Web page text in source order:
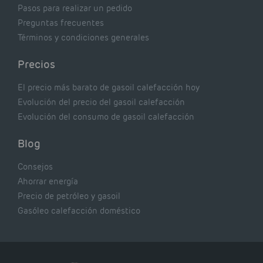
Pasos para realizar un pedido
Preguntas frecuentes
Términos y condiciones generales
Precios
El precio más barato de gasoil calefacción hoy
Evolución del precio del gasoil calefacción
Evolución del consumo de gasoil calefacción
Blog
Consejos
Ahorrar energía
Precio de petróleo y gasoil
Gasóleo calefacción doméstico